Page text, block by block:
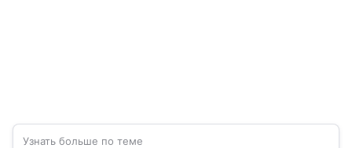
Узнать больше по теме